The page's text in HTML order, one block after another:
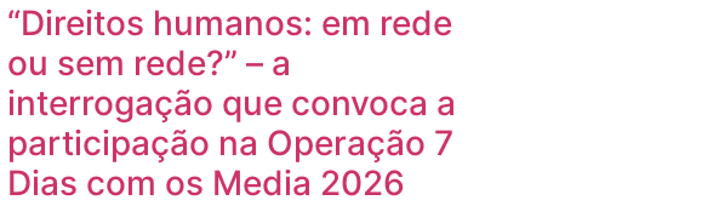
“Direitos humanos: em rede
ou sem rede?” – a
interrogação que convoca a
participação na Operação 7
Dias com os Media 2026